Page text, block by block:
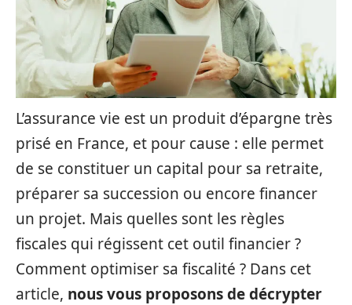
L’assurance vie est un produit d’épargne très
prisé en France, et pour cause : elle permet
de se constituer un capital pour sa retraite,
préparer sa succession ou encore financer
un projet. Mais quelles sont les règles
fiscales qui régissent cet outil financier ?
Comment optimiser sa fiscalité ? Dans cet
article, nous vous proposons de décrypter